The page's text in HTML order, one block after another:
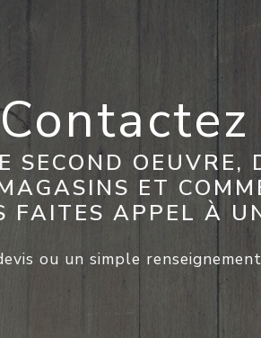
Contactez
SECOND
ET
FAITES APPEL À
ou un simple